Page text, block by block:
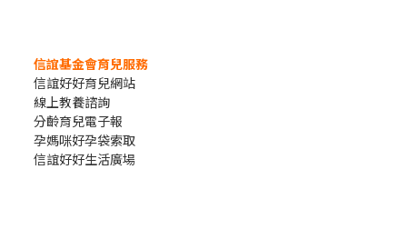
信誼基金會育兒服務
信誼好好育兒網站
線上教養諮詢
分齡育兒電子報
孕媽咪好孕袋索取
信誼好好生活廣場